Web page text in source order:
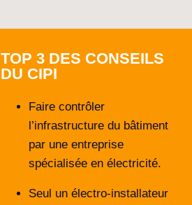
TOP 3 DES CONSEILS
DU CIPI
Faire contrôler
l’infrastructure du bâtiment
par une entreprise
spécialisée en électricité.
Seul un électro-installateur